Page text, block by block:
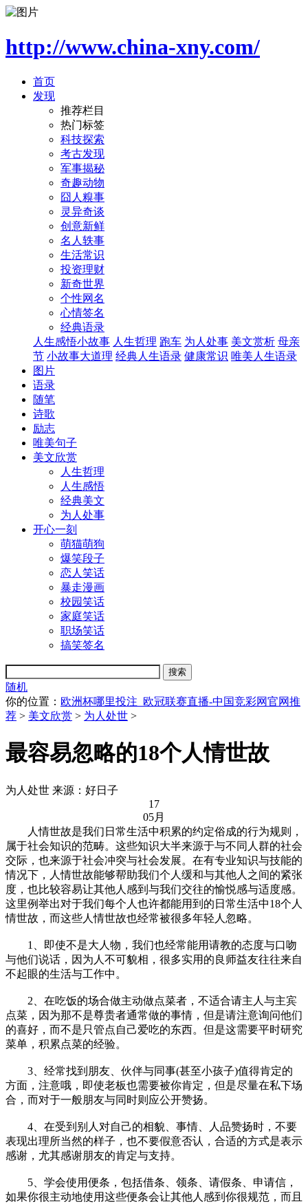
http://www.china-xny.com/
首页
发现
推荐栏目
热门标签
科技探索
考古发现
军事揭秘
奇趣动物
囧人糗事
灵异奇谈
创意新鲜
名人轶事
生活常识
投资理财
新奇世界
个性网名
心情签名
经典语录
人生感悟小故事 人生哲理 跑车 为人处事 美文赏析 母亲
节 小故事大道理 经典人生语录 健康常识 唯美人生语录
图片
语录
随笔
诗歌
励志
唯美句子
美文欣赏
人生哲理
人生感悟
经典美文
为人处事
开心一刻
萌猫萌狗
爆笑段子
恋人笑话
暴走漫画
校园笑话
家庭笑话
职场笑话
搞笑签名
随机
你的位置： 欧洲杯哪里投注_欧冠联赛直播-中国竞彩网官网推
荐 > 美文欣赏 > 为人处世 >
最容易忽略的18个人情世故
为人处世 来源：好日子
17
05月
人情世故是我们日常生活中积累的约定俗成的行为规则，
属于社会知识的范畴。这些知识大半来源于与不同人群的社会
交际，也来源于社会冲突与社会发展。在有专业知识与技能的
情况下，人情世故能够帮助我们个人缓和与其他人之间的紧张
度，也比较容易让其他人感到与我们交往的愉悦感与适度感。
这里例举出对于我们每个人也许都能用到的日常生活中18个人
情世故，而这些人情世故也经常被很多年轻人忽略。
1、即使不是大人物，我们也经常能用请教的态度与口吻
与他们说话，因为人不可貌相，很多实用的良师益友往往来自
不起眼的生活与工作中。
2、在吃饭的场合做主动做点菜者，不适合请主人与主宾
点菜，因为那不是尊贵者通常做的事情，但是请注意询问他们
的喜好，而不是只管点自己爱吃的东西。但是这需要平时研究
菜单，积累点菜的经验。
3、经常找到朋友、伙伴与同事(甚至小孩子)值得肯定的
方面，注意哦，即使老板也需要被你肯定，但是尽量在私下场
合，而对于一般朋友与同时则应公开赞扬。
4、在受到别人对自己的相貌、事情、人品赞扬时，不要
表现出理所当然的样子，也不要假意否认，合适的方式是表示
感谢，尤其感谢朋友的肯定与支持。
5、学会使用便条，包括借条、领条、请假条、申请信，
如果你很主动地使用这些便条会让其他人感到你很规范，而且